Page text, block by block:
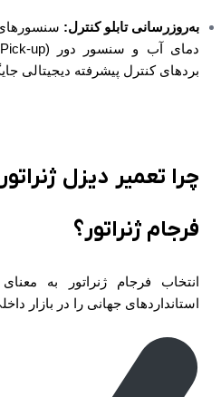
به‌روزرسانی تابلو کنترل:
بردهای کنترل پیشرفته دیجیتالی
فرجام ژنراتور؟
انتخاب فرجام ژنراتور به
استانداردهای جهانی را در بازار